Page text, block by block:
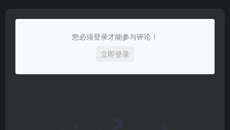
您必须登录才能参与评论！
立即登录